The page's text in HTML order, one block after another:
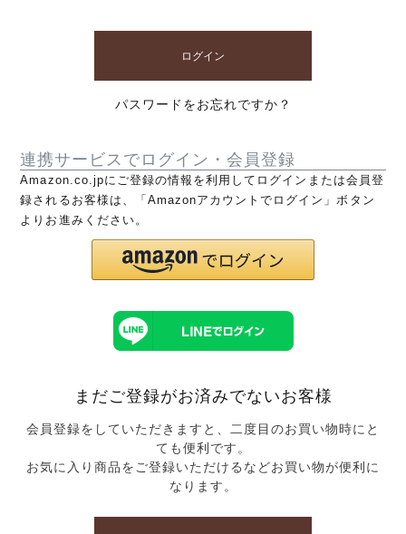
ログイン
パスワードをお忘れですか？
連携サービスでログイン・会員登録
Amazon.co.jpにご登録の情報を利用してログインまたは会員登
録されるお客様は、「Amazonアカウントでログイン」ボタン
よりお進みください。
まだご登録がお済みでないお客様
会員登録をしていただきますと、二度目のお買い物時にと
ても便利です。
お気に入り商品をご登録いただけるなどお買い物が便利に
なります。